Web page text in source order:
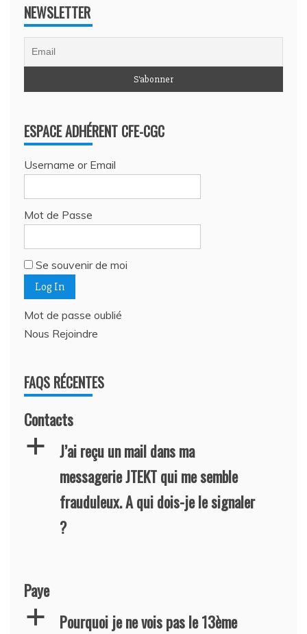
NEWSLETTER
ESPACE ADHÉRENT CFE-CGC
Username or Email
Mot de Passe
Se souvenir de moi
Mot de passe oublié
Nous Rejoindre
FAQS RÉCENTES
Contacts
a
J’ai reçu un mail dans ma
messagerie JTEKT qui me semble
frauduleux. A qui dois-je le signaler
?
Paye
a
Pourquoi je ne vois pas le 13ème